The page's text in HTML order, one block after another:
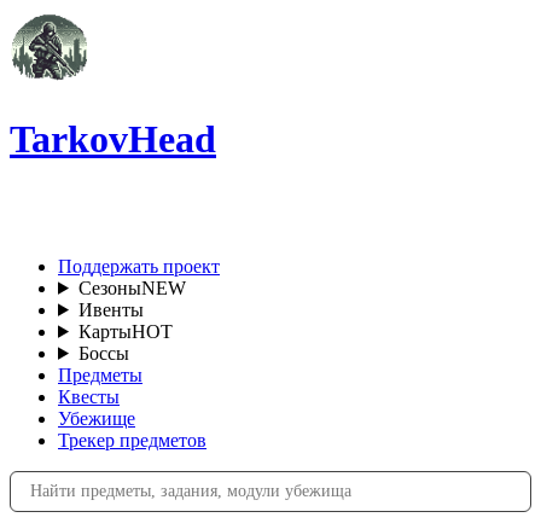
TarkovHead
Поддержать проект
СезоныNEW
Ивенты
КартыHOT
Боссы
Предметы
Квесты
Убежище
Трекер предметов